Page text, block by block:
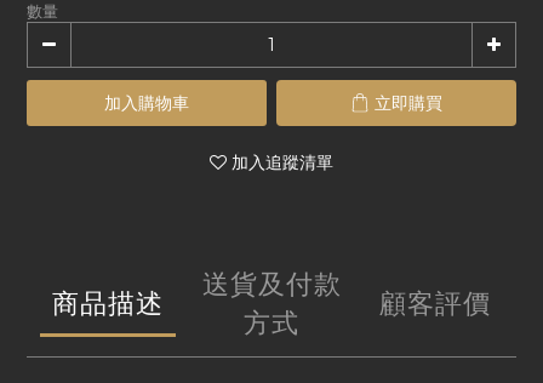
數量
加入購物車 立即購買
加入追蹤清單
商品描述
送貨及付款
方式
顧客評價